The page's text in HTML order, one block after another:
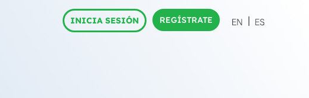
INICIA SESIÓN REGÍSTRATE